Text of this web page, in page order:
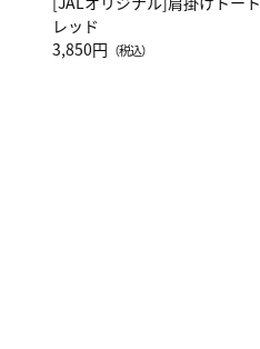
レッド
3,850円 （税込）